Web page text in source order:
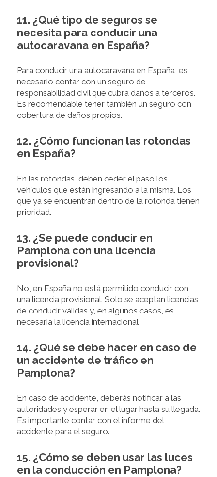
11. ¿Qué tipo de seguros se
necesita para conducir una
autocaravana en España?
Para conducir una autocaravana en España, es
necesario contar con un seguro de
responsabilidad civil que cubra daños a terceros.
Es recomendable tener también un seguro con
cobertura de daños propios.
12. ¿Cómo funcionan las rotondas
en España?
En las rotondas, deben ceder el paso los
vehículos que están ingresando a la misma. Los
que ya se encuentran dentro de la rotonda tienen
prioridad.
13. ¿Se puede conducir en
Pamplona con una licencia
provisional?
No, en España no está permitido conducir con
una licencia provisional. Solo se aceptan licencias
de conducir válidas y, en algunos casos, es
necesaria la licencia internacional.
14. ¿Qué se debe hacer en caso de
un accidente de tráfico en
Pamplona?
En caso de accidente, deberás notificar a las
autoridades y esperar en el lugar hasta su llegada.
Es importante contar con el informe del
accidente para el seguro.
15. ¿Cómo se deben usar las luces
en la conducción en Pamplona?